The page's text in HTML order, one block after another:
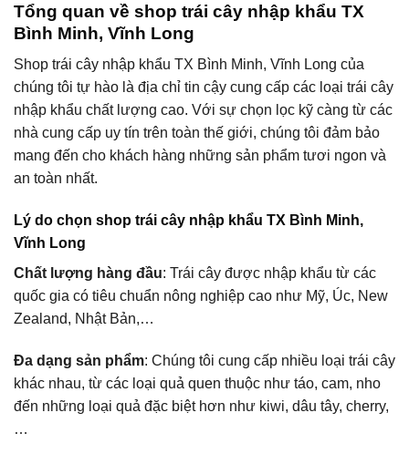
Tổng quan về shop trái cây nhập khẩu TX
Bình Minh, Vĩnh Long
Shop trái cây nhập khẩu TX Bình Minh, Vĩnh Long của
chúng tôi tự hào là địa chỉ tin cậy cung cấp các loại trái cây
nhập khẩu chất lượng cao. Với sự chọn lọc kỹ càng từ các
nhà cung cấp uy tín trên toàn thế giới, chúng tôi đảm bảo
mang đến cho khách hàng những sản phẩm tươi ngon và
an toàn nhất.
Lý do chọn shop trái cây nhập khẩu TX Bình Minh,
Vĩnh Long
Chất lượng hàng đầu: Trái cây được nhập khẩu từ các
quốc gia có tiêu chuẩn nông nghiệp cao như Mỹ, Úc, New
Zealand, Nhật Bản,…
Đa dạng sản phẩm: Chúng tôi cung cấp nhiều loại trái cây
khác nhau, từ các loại quả quen thuộc như táo, cam, nho
đến những loại quả đặc biệt hơn như kiwi, dâu tây, cherry,
…